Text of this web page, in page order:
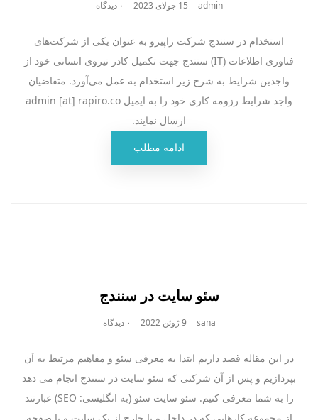
admin 15 جولای 2023 ۰ دیدگاه
استخدام در سنندج شرکت راپیرو به عنوان یکی از شرکت‌های
فناوری اطلاعات (IT) سنندج جهت تکمیل کادر نیروی انسانی خود از
واجدین شرایط به شرح زیر استخدام به عمل می‌آورد. متفاضیان
واجد شرایط رزومه کاری خود را به ایمیل admin [at] rapiro.co
ارسال نمایند.
ادامه مطلب
سئو سایت در سنندج
sana 9 ژوئن 2022 ۰ دیدگاه
در این مقاله قصد داریم ابتدا به معرفی سئو و مفاهیم مرتبط به آن
بپردازیم و پس از آن شرکتی که سئو سایت در سنندج انجام می دهد
را به شما معرفی کنیم. سئو سایت سئو (به انگلیسی: SEO) عبارتند